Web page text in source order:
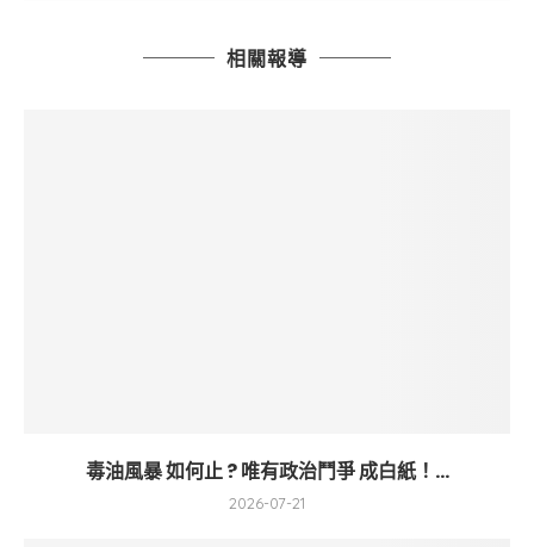
相關報導
毒油風暴 如何止 ? 唯有政治鬥爭 成白紙！...
2026-07-21